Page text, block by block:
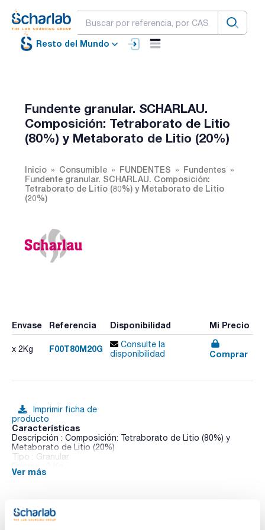
Resto del Mundo
Fundente granular. SCHARLAU.
Composición: Tetraborato de Litio
(80%) y Metaborato de Litio (20%)
Inicio Consumible FUNDENTES
Fundentes
Fundente granular. SCHARLAU. Composición:
Tetraborato de Litio (80%) y Metaborato de Litio
(20%)
Envase Referencia Disponibilidad Mi Precio
x 2Kg F00T80M20G
Consulte la
disponibilidad
Comprar
Imprimir ficha de
producto
Características
Descripción : Composición: Tetraborato de Litio (80%) y
Metaborato de Litio (20%)
Tipo : Granular
- Fundentes de borato de alta calidad y rentables.
Ver más